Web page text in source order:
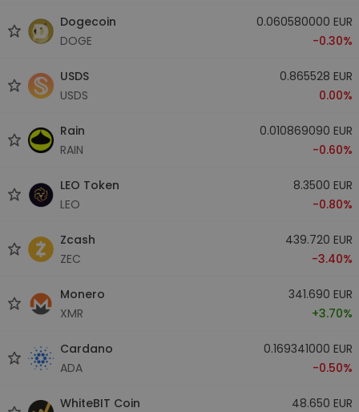
Dogecoin
DOGE
0.060580000 EUR
-0.30%
USDS
USDS
0.865528 EUR
0.00%
Rain
RAIN
0.010869090 EUR
-0.60%
LEO Token
LEO
8.3500 EUR
-0.80%
Zcash
ZEC
439.720 EUR
-3.40%
Monero
XMR
341.690 EUR
+3.70%
Cardano
ADA
0.169341000 EUR
-0.50%
WhiteBIT Coin
48.650 EUR